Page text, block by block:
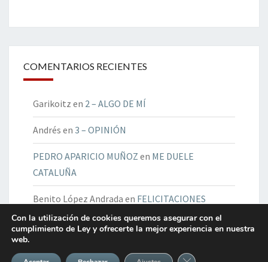
COMENTARIOS RECIENTES
Garikoitz en 2 – ALGO DE MÍ
Andrés en 3 – OPINIÓN
PEDRO APARICIO MUÑOZ en ME DUELE
CATALUÑA
Benito López Andrada en FELICITACIONES
INMERECIDAS
Con la utilización de cookies queremos asegurar con el
cumplimiento de Ley y ofrecerte la mejor experiencia en nuestra
web.
Cerrar el banner de